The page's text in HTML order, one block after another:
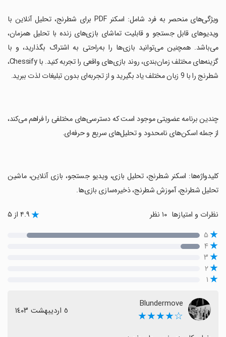
‏ویژگی‌های منحصر به فرد شامل: اسکنر PDF برای شطرنج، تحلیل آنلاین با
ویدیوهای قابل جستجو و قابلیت تماشای بازی‌های زنده با تحلیل همزمان،
می‌باشد. همچنین می‌توانید بازی‌ها را به‌راحتی به اشتراک بگذارید، و با
گزینه‌های مختلف زمان‌بندی، روند بازی‌های واقعی را تجربه کنید. با Chessify،
شطرنج را با 9 زبان مختلف یاد بگیرید و از تجربه‌ای بدون تبلیغات لذت ببرید.
‏چندین برنامه عضویتی موجود است که دسترسی‌های مختلفی را فراهم می‌کند،
از جمله اسکن‌های نامحدود و تحلیل‌های سریع و حرفه‌ای.
‏کلیدواژه‌ها: اسکنر شطرنج، تحلیل بازی، ویدیو جستجو، بازی آنلاین، ماشین
تحلیل شطرنج، آموزش شطرنج، ذخیره‌سازی بازی‌ها.
نظرات و امتیازها ۴.۹ از ۵
۵
۴
۳
۲
۱
Blundermove
☆★★★★ ٥ اردیبهشت ١٤٠٣